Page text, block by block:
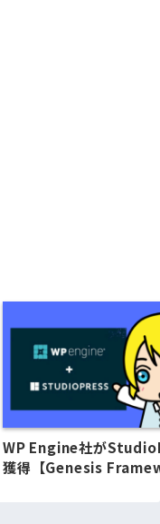
WP Engine社が
獲得【Genesis